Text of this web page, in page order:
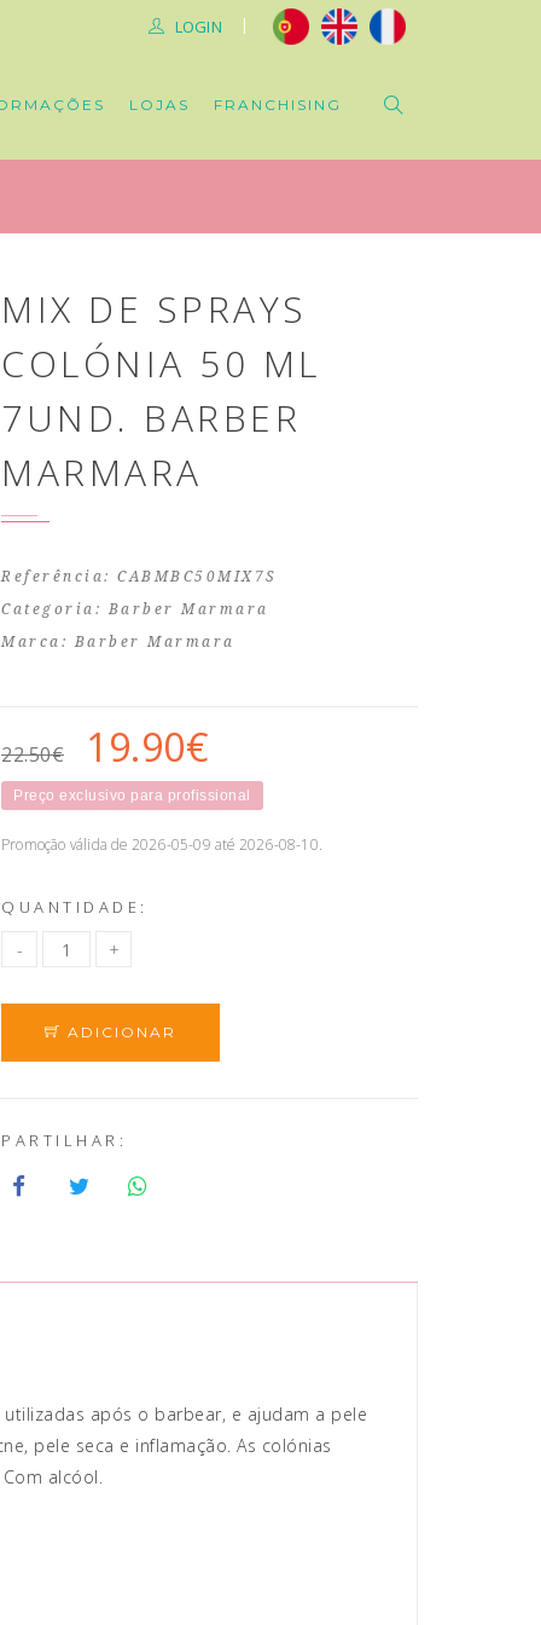
|
LOGIN
LOJAS FRANCHISING
MIX DE SPRAYS
COLÓNIA 50 ML
7UND. BARBER
MARMARA
Referência: CABMBC50MIX7S
Categoria: Barber Marmara
Marca: Barber Marmara
22.50€ 19.90€
Preço exclusivo para profissional
Promoção válida de 2026-05-09 até 2026-08-10.
QUANTIDADE:
ADICIONAR
PARTILHAR:
após o barbear, e ajudam a pele
pele seca e inflamação. As colónias
alcóol.